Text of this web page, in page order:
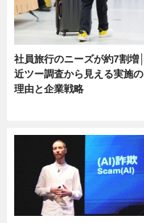
社員旅行のニーズが約7割増│
近ツー調査から見える実施の
理由と企業戦略